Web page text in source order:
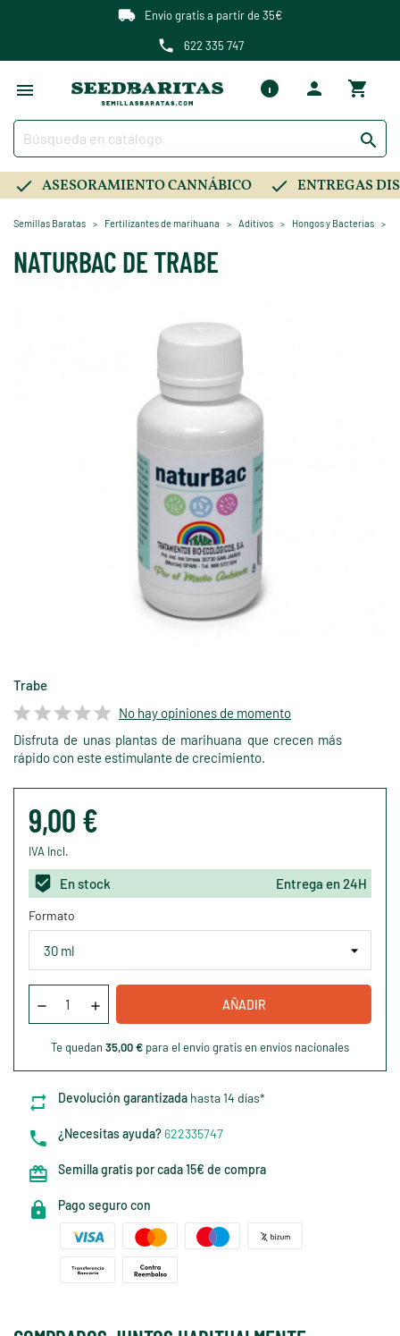
Envío gratis a partir de 35€
622 335 747

ASESORAMIENTO CANNÁBICO ENTREGAS
Semillas Baratas Fertilizantes de marihuana Aditivos Hongos y Bacterias
NATURBAC DE TRABE
Trabe
No hay opiniones de momento
Disfruta de unas plantas de marihuana que crecen más
rápido con este estimulante de crecimiento.
9,00 €
IVA Incl.
En stock Entrega en 24H
Formato
AÑADIR
Te quedan 35,00 € para el envío gratis en envíos nacionales
Devolución garantizada hasta 14 días*
¿Necesitas ayuda?622335747
Semilla gratis por cada 15€ de compra
Pago seguro con